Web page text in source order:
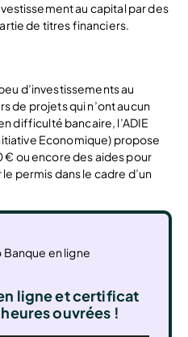
au capital par des
de titres financiers.
d’investissements au
de projets qui n’ont aucun
difficulté bancaire, l’ADIE
Economique) propose
€ ou encore des aides pour
permis dans le cadre d’un
ligne et certificat
ouvrées !